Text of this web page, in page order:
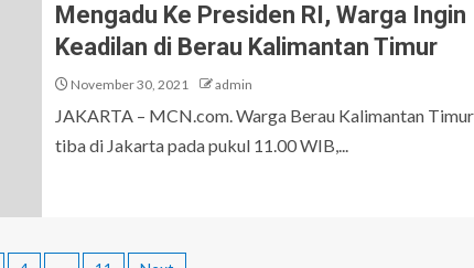
Mengadu Ke Presiden RI, Warga Ingin
Keadilan di Berau Kalimantan Timur
November 30, 2021 admin
JAKARTA – MCN.com. Warga Berau Kalimantan Timur
tiba di Jakarta pada pukul 11.00 WIB,...